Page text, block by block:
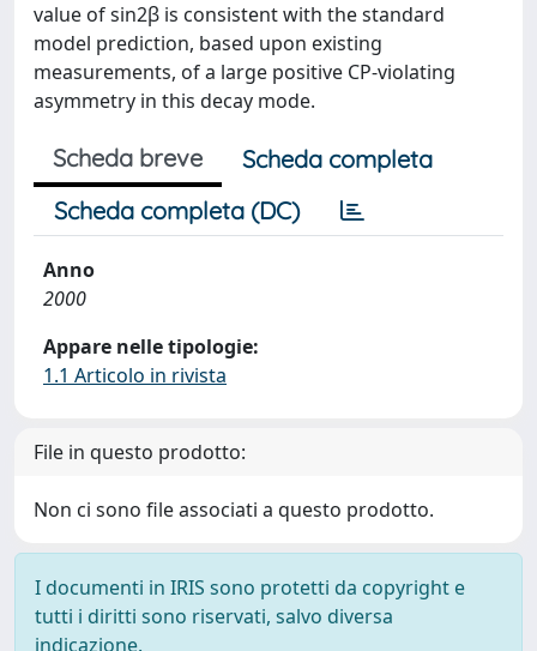
value of sin2β is consistent with the standard
model prediction, based upon existing
measurements, of a large positive CP-violating
asymmetry in this decay mode.
Scheda breve
Scheda completa
Scheda completa (DC)
Anno
2000
Appare nelle tipologie:
1.1 Articolo in rivista
File in questo prodotto:
Non ci sono file associati a questo prodotto.
I documenti in IRIS sono protetti da copyright e
tutti i diritti sono riservati, salvo diversa
indicazione.